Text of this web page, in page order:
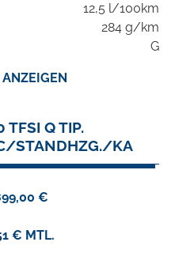
12,5 l/100km
284 g/km
G
TFSI Q TIP.
STANDHZG./KA
€
€ MTL.